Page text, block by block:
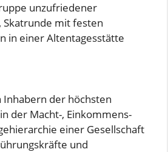
unzufriedener
mit festen
in einer Altentagesstätte
Inhabern der höchsten
der Macht-, Einkommens-
einer Gesellschaft
und